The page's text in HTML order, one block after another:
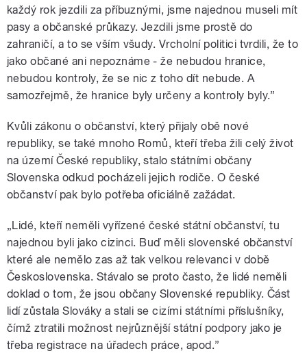
každý rok jezdili za příbuznými, jsme najednou museli mít
pasy a občanské průkazy. Jezdili jsme prostě do
zahraničí, a to se vším všudy. Vrcholní politici tvrdili, že to
jako občané ani nepoznáme - že nebudou hranice,
nebudou kontroly, že se nic z toho dít nebude. A
samozřejmě, že hranice byly určeny a kontroly byly.”
Kvůli zákonu o občanství, který přijaly obě nové
republiky, se také mnoho Romů, kteří třeba žili celý život
na území České republiky, stalo státními občany
Slovenska odkud pocházeli jejich rodiče. O české
občanství pak bylo potřeba oficiálně zažádat.
„Lidé, kteří neměli vyřízené české státní občanství, tu
najednou byli jako cizinci. Buď měli slovenské občanství
které ale nemělo zas až tak velkou relevanci v době
Československa. Stávalo se proto často, že lidé neměli
doklad o tom, že jsou občany Slovenské republiky. Část
lidí zůstala Slováky a stali se cizími státními příslušníky,
čímž ztratili možnost nejrůznější státní podpory jako je
třeba registrace na úřadech práce, apod.”